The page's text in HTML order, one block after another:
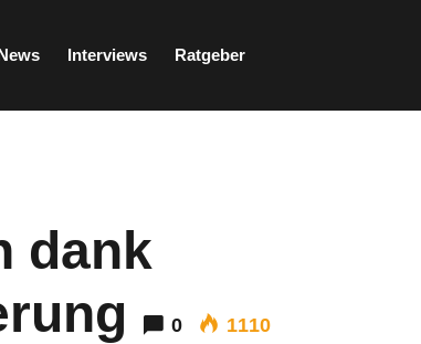
Interviews Ratgeber
dank
0 1110